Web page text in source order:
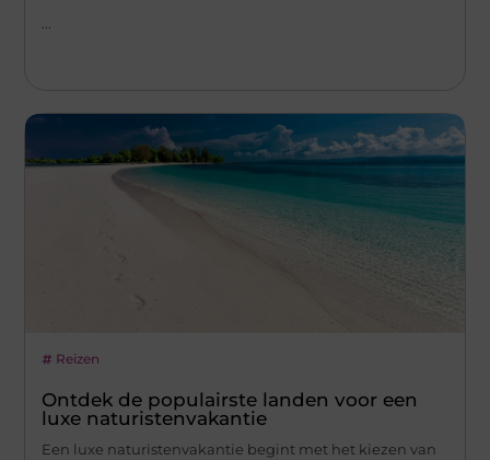
...
Reizen
Ontdek de populairste landen voor een
luxe naturistenvakantie
Een luxe naturistenvakantie begint met het kiezen van